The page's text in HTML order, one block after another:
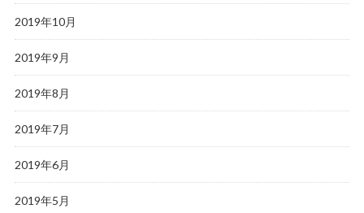
2019年10月
2019年9月
2019年8月
2019年7月
2019年6月
2019年5月